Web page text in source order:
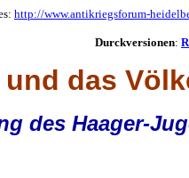
http://www.antikriegsforum-
Durckversionen:
das
des Haager-